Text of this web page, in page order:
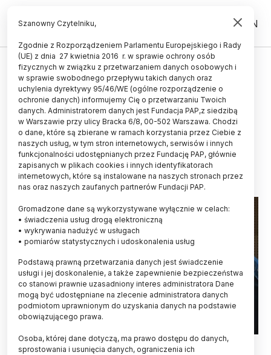
PL EN
ŻYCIE
Naukowiec: średniowieczna
trójpolówka dała Europie
rekordową bioróżnorodność
LUDWIKA TOMALA
03.12.2025
aktualizacja: 11.12.2025
5 minut czytania
Read the English version of this article
Historyk i ekolog prof. Adam Izdebski (ad) PAP/Radek Pietruszka
Szanowny Czytelniku,
Zgodnie z Rozporządzeniem Parlamentu Europejskiego i Rady
(UE) z dnia 27 kwietnia 2016 r. w sprawie ochrony osób
fizycznych w związku z przetwarzaniem danych osobowych i
w sprawie swobodnego przepływu takich danych oraz
uchylenia dyrektywy 95/46/WE (ogólne rozporządzenie o
ochronie danych) informujemy Cię o przetwarzaniu Twoich
danych. Administratorem danych jest Fundacja PAP,z siedzibą
w Warszawie przy ulicy Bracka 6/8, 00-502 Warszawa. Chodzi
o dane, które są zbierane w ramach korzystania przez Ciebie z
naszych usług, w tym stron internetowych, serwisów i innych
funkcjonalności udostępnianych przez Fundację PAP, głównie
zapisanych w plikach cookies i innych identyfikatorach
internetowych, które są instalowane na naszych stronach przez
nas oraz naszych zaufanych partnerów Fundacji PAP.
Gromadzone dane są wykorzystywane wyłącznie w celach:
• świadczenia usług drogą elektroniczną
• wykrywania nadużyć w usługach
• pomiarów statystycznych i udoskonalenia usług
Podstawą prawną przetwarzania danych jest świadczenie
usługi i jej doskonalenie, a także zapewnienie bezpieczeństwa
co stanowi prawnie uzasadniony interes administratora Dane
mogą być udostępniane na zlecenie administratora danych
podmiotom uprawnionym do uzyskania danych na podstawie
obowiązującego prawa.
Osoba, której dane dotyczą, ma prawo dostępu do danych,
sprostowania i usunięcia danych, ograniczenia ich